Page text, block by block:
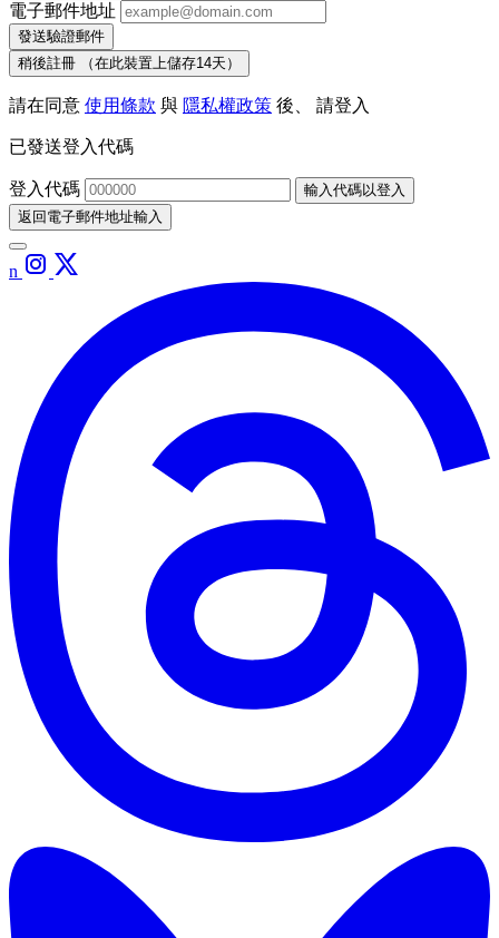
電子郵件地址
發送驗證郵件
稍後註冊
（在此裝置上儲存14天）
請在同意 使用條款 與 隱私權政策 後、 請登入
已發送登入代碼
登入代碼
輸入代碼以登入
返回電子郵件地址輸入
n